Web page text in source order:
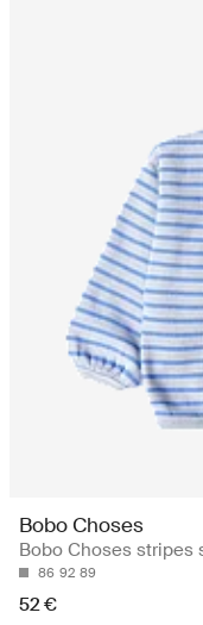
Bobo Choses
Bobo Choses stripes
86 92 89
52 €